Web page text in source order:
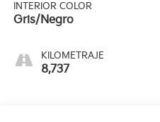
INTERIOR COLOR
Gris/Negro
KILOMETRAJE
8,737